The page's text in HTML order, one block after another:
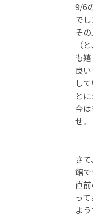
9/6
でし
そ
（
も
良
し
と
今
せ。
さ
館
直
っ
よ